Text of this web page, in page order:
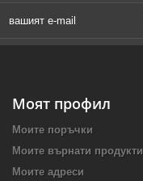
Моят профил
Моите поръчки
Моите върнати продукти
Моите адреси